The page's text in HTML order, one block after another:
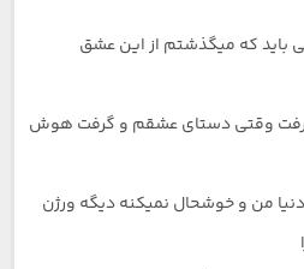
که میگذشتم از این عشق
گرفت وقتی دستای عشقم و گرفت هوش
من و خوشحال نمیکنه دیگه ورژن